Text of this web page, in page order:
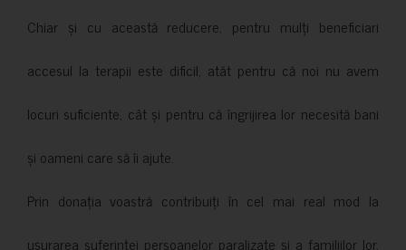
Chiar și cu această reducere, pentru mulți beneficiari
accesul la terapii este dificil, atât pentru că noi nu avem
locuri suficiente, cât și pentru că îngrijirea lor necesită bani
și oameni care să îi ajute.
Prin donația voastră contribuiți în cel mai real mod la
ușurarea suferinței persoanelor paralizate și a familiilor lor,